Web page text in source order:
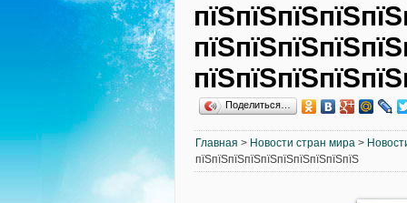
Поделиться…
Главная > Новости стран мира >
пїЅпїЅпїЅпїЅпїЅпїЅпїЅпїЅпїЅпїЅ